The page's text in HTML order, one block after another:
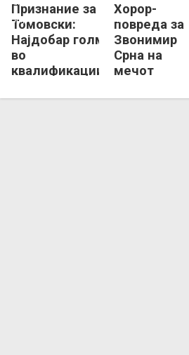
Признание за
Томовски:
Најдобар голман
во
квалификациите!
Македонија Литванија
Хорор-
повреда за
Звонимир
Срна на
мечот
Луксембург
Хрватска